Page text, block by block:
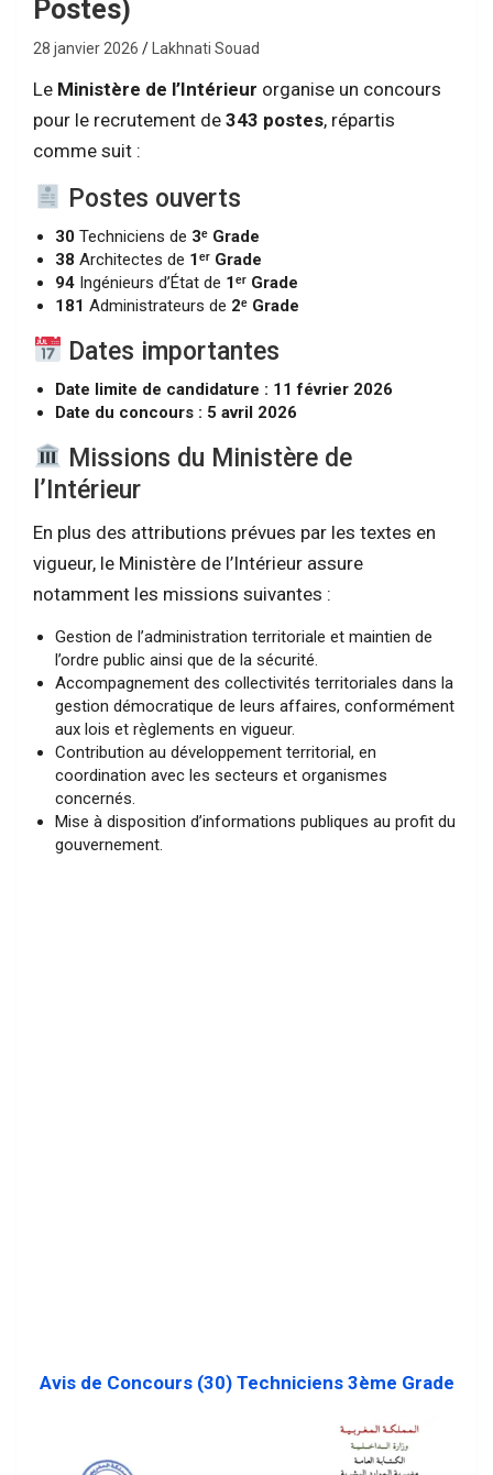
Postes)
28 janvier 2026 Lakhnati Souad
Le Ministère de l’Intérieur organise un concours
pour le recrutement de 343 postes, répartis
comme suit :
Postes ouverts
30 Techniciens de 3ᵉ Grade
38 Architectes de 1ᵉʳ Grade
94 Ingénieurs d’État de 1ᵉʳ Grade
181 Administrateurs de 2ᵉ Grade
Dates importantes
Date limite de candidature : 11 février 2026
Date du concours : 5 avril 2026
Missions du Ministère de
l’Intérieur
En plus des attributions prévues par les textes en
vigueur, le Ministère de l’Intérieur assure
notamment les missions suivantes :
Gestion de l’administration territoriale et maintien de
l’ordre public ainsi que de la sécurité.
Accompagnement des collectivités territoriales dans la
gestion démocratique de leurs affaires, conformément
aux lois et règlements en vigueur.
Contribution au développement territorial, en
coordination avec les secteurs et organismes
concernés.
Mise à disposition d’informations publiques au profit du
gouvernement.
Avis de Concours (30) Techniciens 3ème Grade